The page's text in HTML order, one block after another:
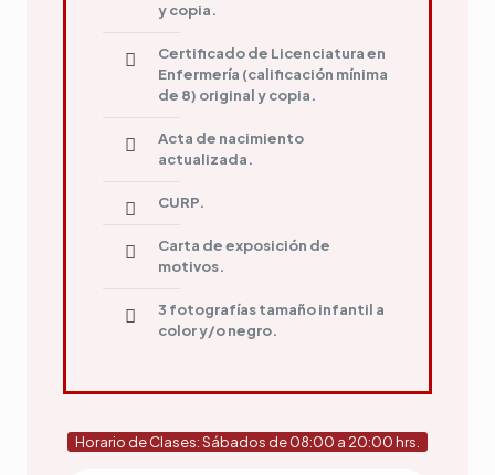
y copia.
Certificado de Licenciatura en
Enfermería (calificación mínima
de 8) original y copia.
Acta de nacimiento
actualizada.
CURP.
Carta de exposición de
motivos.
3 fotografías tamaño infantil a
color y/o negro.
Horario de Clases: Sábados de 08:00 a 20:00 hrs.